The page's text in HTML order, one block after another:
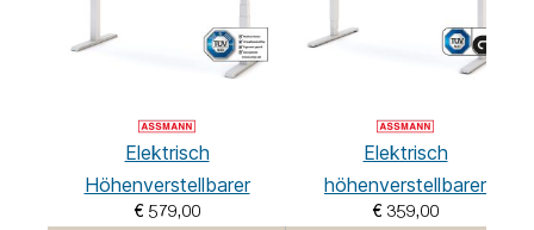
Elektrisch
Höhenverstellbarer
Familien Schreibtisch
€ 579,00
Elektrisch
höhenverstellbarer
Schreibtisch Y-Line
€ 359,00